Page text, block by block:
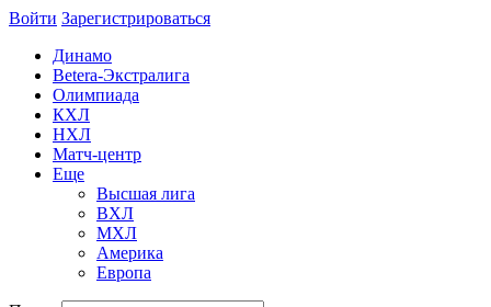
Войти Зарегиcтрироваться
Динамо
Betera-Экстралига
Олимпиада
КХЛ
НХЛ
Матч-центр
Еще
Высшая лига
ВХЛ
МХЛ
Америка
Европа